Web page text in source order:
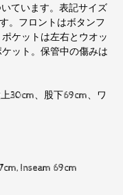
ています。表記サイズ
。フロントはボタンフ
ケットは左右とウオッ
ット。保管中の傷みは
30cm、股下69cm、ワ
Inseam 69cm